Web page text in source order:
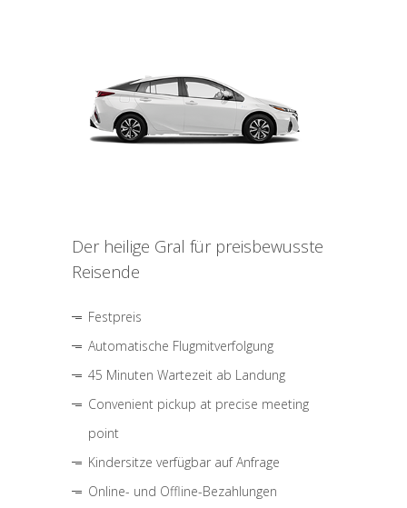
Der heilige Gral für preisbewusste
Reisende
Festpreis
Automatische Flugmitverfolgung
45 Minuten Wartezeit ab Landung
Convenient pickup at precise meeting
point
Kindersitze verfügbar auf Anfrage
Online- und Offline-Bezahlungen